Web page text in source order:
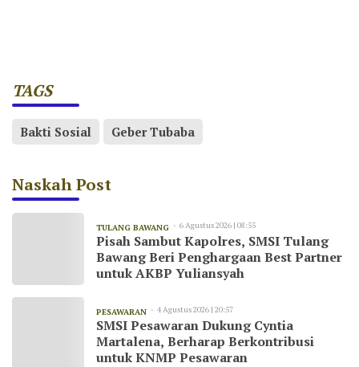
TAGS
Bakti Sosial Geber Tubaba
Naskah Post
TULANG BAWANG 6 Agustus 2026 | 08:55
Pisah Sambut Kapolres, SMSI Tulang
Bawang Beri Penghargaan Best Partner
untuk AKBP Yuliansyah
PESAWARAN 4 Agustus 2026 | 20:57
SMSI Pesawaran Dukung Cyntia
Martalena, Berharap Berkontribusi
untuk KNMP Pesawaran